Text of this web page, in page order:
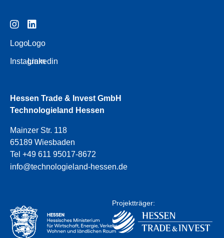
Logo
Instagram
Logo
Linkedin
Hessen Trade & Invest GmbH
Technologieland Hessen
Mainzer Str. 118
65189 Wiesbaden
Tel +49 611 95017-8672
info@technologieland-hessen.de
Projektträger: